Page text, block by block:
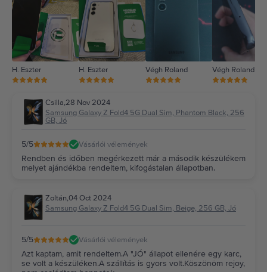
1
H. Eszter H. Eszter Végh Roland Végh Roland
Csilla,28 Nov 2024
Samsung Galaxy Z Fold4 5G Dual Sim, Phantom Black, 256
GB, Jó
5/5 Vásárlói vélemények
Rendben és időben megérkezett már a második készülékem
melyet ajándékba rendeltem, kifogástalan állapotban.
Zoltán,04 Oct 2024
Samsung Galaxy Z Fold4 5G Dual Sim, Beige, 256 GB, Jó
5/5 Vásárlói vélemények
Azt kaptam, amit rendeltem.A "JÓ" állapot ellenére egy karc,
se volt a készüléken.A szállítás is gyors volt.Köszönöm rejoy,